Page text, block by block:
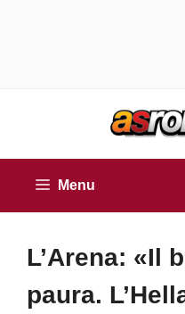
Menu
L’Arena: «Il
paura.